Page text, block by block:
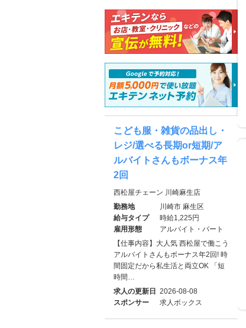
こども服・雑貨の品出し・
レジ/選べる長期or短期/ア
ルバイトさんもボーナス年
2回
西松屋チェーン 川崎麻生店
勤務地
川崎市 麻生区
給与タイプ
時給1,225円
雇用形態
アルバイト・パート
【仕事内容】大人気 西松屋で働こう
アルバイトさんもボーナス年2回! 時
間固定だから私生活と両立OK 「短
時間…
求人の更新日
2026-08-08
スポンサー
求人ボックス